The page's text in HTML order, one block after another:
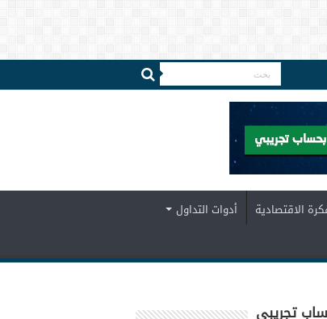
الاقتصادية
أدوات التداول
تجريبي